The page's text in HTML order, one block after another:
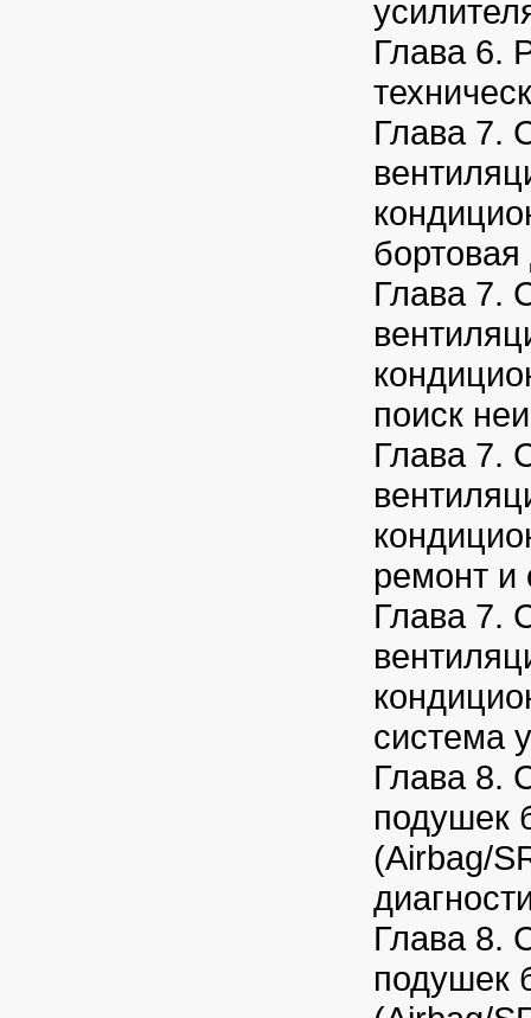
Глава 6.
Глава 7.
бортовая
Глава 7.
поиск
Глава 7.
ремонт и
Глава 7.
система
Глава 8.
подушек
(Airbag/
Глава 8.
подушек